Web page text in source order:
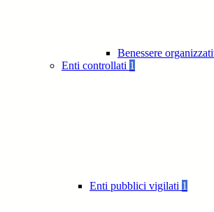
Benessere
Enti controllati 1
Enti pubblici vigilati 1